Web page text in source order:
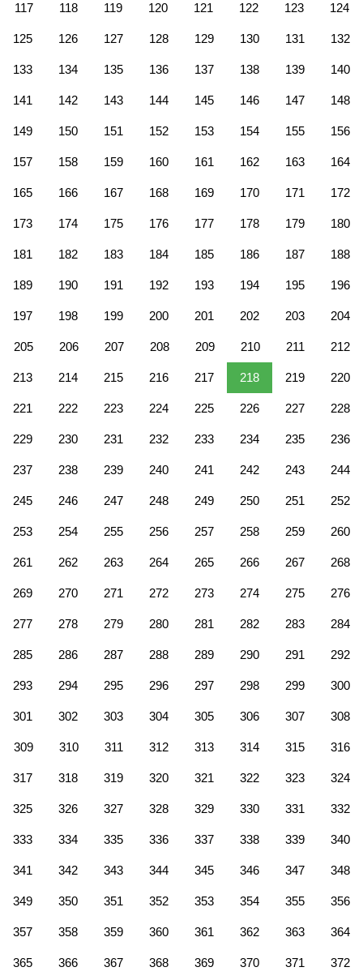
117 118 119 120 121 122 123 124
125 126 127 128 129 130 131 132
133 134 135 136 137 138 139 140
141 142 143 144 145 146 147 148
149 150 151 152 153 154 155 156
157 158 159 160 161 162 163 164
165 166 167 168 169 170 171 172
173 174 175 176 177 178 179 180
181 182 183 184 185 186 187 188
189 190 191 192 193 194 195 196
197 198 199 200 201 202 203 204
205 206 207 208 209 210 211 212
213 214 215 216 217 218 219 220
221 222 223 224 225 226 227 228
229 230 231 232 233 234 235 236
237 238 239 240 241 242 243 244
245 246 247 248 249 250 251 252
253 254 255 256 257 258 259 260
261 262 263 264 265 266 267 268
269 270 271 272 273 274 275 276
277 278 279 280 281 282 283 284
285 286 287 288 289 290 291 292
293 294 295 296 297 298 299 300
301 302 303 304 305 306 307 308
309 310 311 312 313 314 315 316
317 318 319 320 321 322 323 324
325 326 327 328 329 330 331 332
333 334 335 336 337 338 339 340
341 342 343 344 345 346 347 348
349 350 351 352 353 354 355 356
357 358 359 360 361 362 363 364
365 366 367 368 369 370 371 372